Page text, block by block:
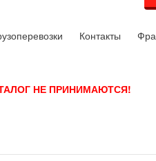
Контакты
НЕ ПРИНИМАЮТСЯ!